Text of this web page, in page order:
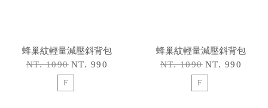
蜂巢紋輕量減壓斜背包
NT. 1090 NT. 990
F
蜂巢紋輕量減壓斜背包
NT. 1090 NT. 990
F